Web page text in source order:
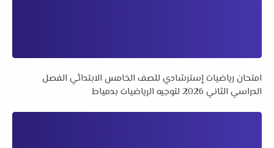
امتحان رياضيات إسترشادي للصف الخامس الابتدائي الفصل
الدراسي الثاني 2026 لتوجيه الرياضيات بدمياط